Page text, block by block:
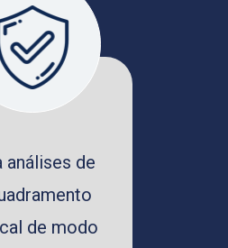
análises de
de modo